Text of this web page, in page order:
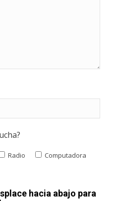
Radio
Computadora
hacia abajo para